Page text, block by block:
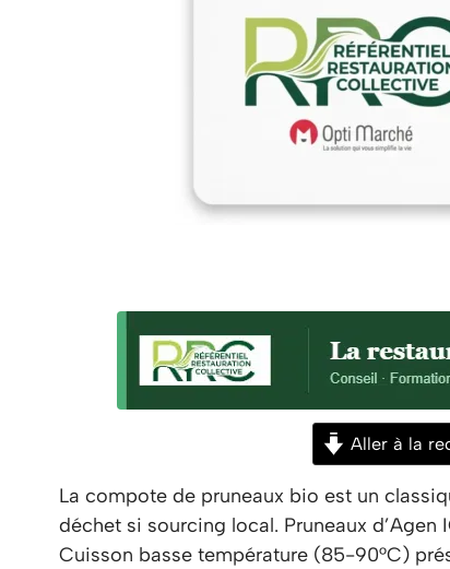
Aller à la
La compote de pruneaux bio est un
déchet si sourcing local. Pruneaux
Cuisson basse température (85-90°C)